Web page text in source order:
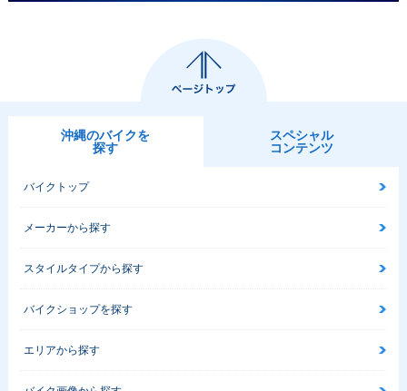
沖縄のバイクを
探す
スペシャル
コンテンツ
バイクトップ
メーカーから探す
スタイルタイプから探す
バイクショップを探す
エリアから探す